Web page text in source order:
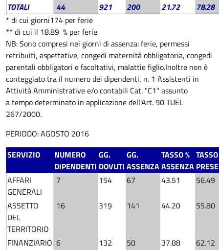
TOTALI 44 921 200 21.72
78.28
* di cui giorni174 per ferie
** di cui il 18.89 % per ferie
NB: Sono compresi nei giorni di assenza: ferie, permessi
retribuiti, aspettative, congedi maternità obbligatoria, congedi
parentali obbligatori e facoltativi, malattie figlio.Inoltre non è
conteggiato tra il numero dei dipendenti, n. 1 Assistenti in
Attività Amministrative e/o contabili Cat. "C1" assunto
a tempo determinato in applicazione dell'Art. 90 TUEL
267/2000.
PERIODO: AGOSTO 2016
SERVIZIO
NUMERO
DIPENDENTI
GG.
DOVUTI
GG.
ASSENZA
TASSO %
ASSENZA
AFFARI
GENERALI
7 154 67 43.51 56.49
ASSETTO
DEL
TERRITORIO
16 319 141 44.20 55.80
FINANZIARIO 6 132 50 37.88
62.12